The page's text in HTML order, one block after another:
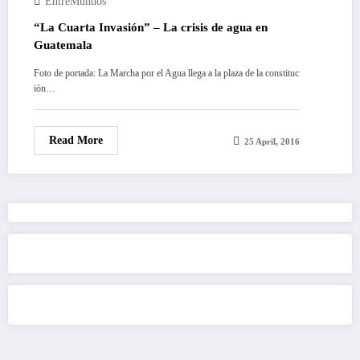
“La Cuarta Invasión” – La crisis de agua en
Guatemala
Foto de portada: La Marcha por el Agua llega a la plaza de la constituc
ión…
Read More 25 April, 2016